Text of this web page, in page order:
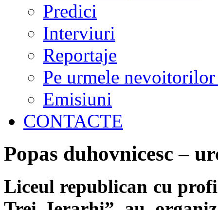
Predici
Interviuri
Reportaje
Pe urmele nevoitorilor
Emisiuni
CONTACTE
Popas duhovnicesc –
Liceul republican cu